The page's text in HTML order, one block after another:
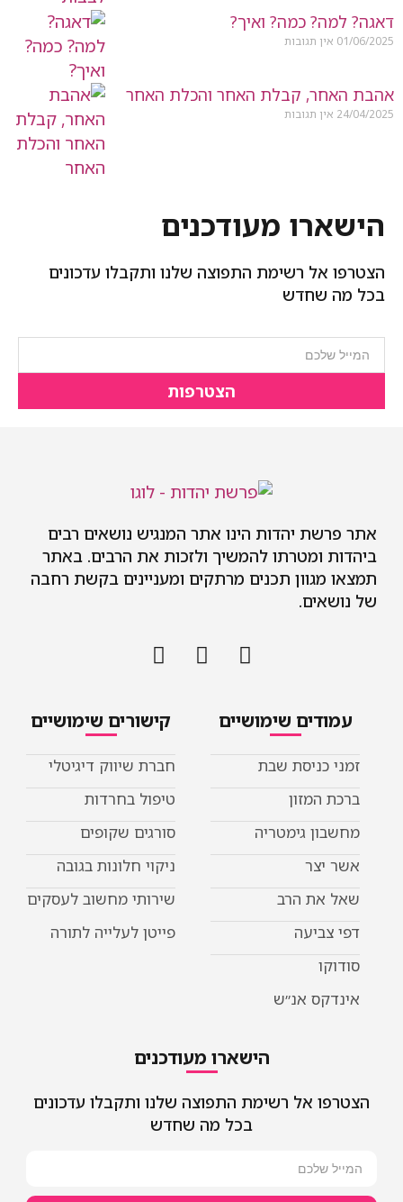
דאגה? למה? כמה? ואיך?
01/06/2025 אין תגובות
אהבת האחר, קבלת האחר והכלת האחר
24/04/2025 אין תגובות
הישארו מעודכנים
הצטרפו אל רשימת התפוצה שלנו ותקבלו עדכונים
בכל מה שחדש
הצטרפות
אתר פרשת יהדות הינו אתר המנגיש נושאים רבים
ביהדות ומטרתו להמשיך ולזכות את הרבים. באתר
תמצאו מגוון תכנים מרתקים ומעניינים בקשת רחבה
של נושאים.
עמודים שימושיים
זמני כניסת שבת
ברכת המזון
מחשבון גימטריה
אשר יצר
שאל את הרב
דפי צביעה
סודוקו
אינדקס אנ״ש
קישורים שימושיים
חברת שיווק דיגיטלי
טיפול בחרדות
סורגים שקופים
ניקוי חלונות בגובה
שירותי מחשוב לעסקים
פייטן לעלייה לתורה
הישארו מעודכנים
הצטרפו אל רשימת התפוצה שלנו ותקבלו עדכונים
בכל מה שחדש